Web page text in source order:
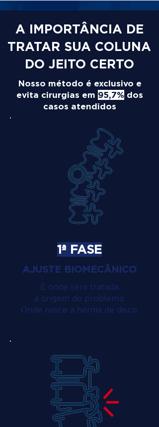
A IMPORTÂNCIA DE
TRATAR SUA COLUNA
DO JEITO CERTO
Nosso método é exclusivo e
evita cirurgias em 95,7% dos
casos atendidos
1ª FASE
AJUSTE BIOMECÂNICO
É onde será tratada
a origem do problema.
Onde nasce a hérnia de disco.